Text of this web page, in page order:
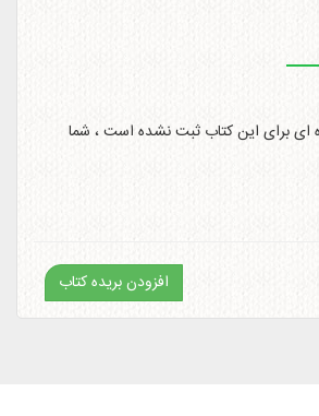
ای برای این کتاب ثبت نشده است ، شما
افزودن بریده کتاب